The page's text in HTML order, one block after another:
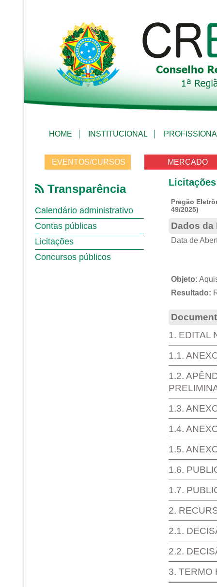
HOME INSTITUCIONAL
EVENTOS/CURSOS MERCADO
Transparência
Calendário administrativo
Contas públicas
Licitações
Concursos públicos
Pregão
49/2025)
Dados da
Data de
Objeto:
Resultado:
1. EDITAL
1.1.
1.2.
1.3.
1.4.
1.5.
1.6.
1.7.
2.
2.1.
2.2.
3. TERMO